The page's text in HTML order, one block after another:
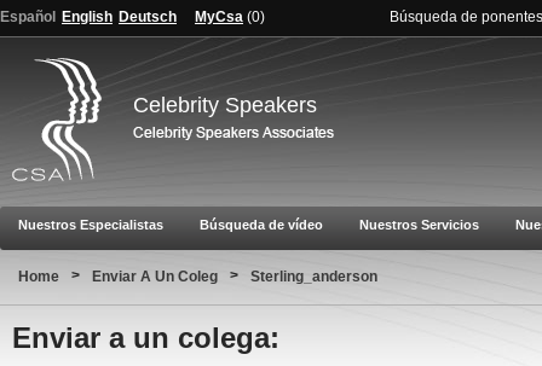
Español English Deutsch MyCsa (0) Búsqueda de ponentes
Celebrity Speakers
Nuestros Especialistas Búsqueda de vídeo Nuestros Servicios
Home > Enviar A Un Coleg > Sterling_anderson
Enviar a un colega: